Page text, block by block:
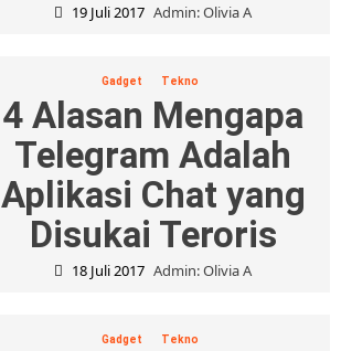
19 Juli 2017 Admin: Olivia A
Gadget Tekno
4 Alasan Mengapa
Telegram Adalah
Aplikasi Chat yang
Disukai Teroris
18 Juli 2017 Admin: Olivia A
Gadget Tekno